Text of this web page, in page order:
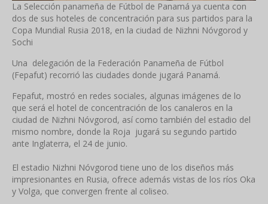
La Selección panameña de Fútbol de Panamá ya cuenta con
dos de sus hoteles de concentración para sus partidos para la
Copa Mundial Rusia 2018, en la ciudad de Nizhni Nóvgorod y
Sochi
Una delegación de la Federación Panameña de Fútbol
(Fepafut) recorrió las ciudades donde jugará Panamá.
Fepafut, mostró en redes sociales, algunas imágenes de lo
que será el hotel de concentración de los canaleros en la
ciudad de Nizhni Nóvgorod, así como también del estadio del
mismo nombre, donde la Roja jugará su segundo partido
ante Inglaterra, el 24 de junio.
El estadio Nizhni Nóvgorod tiene uno de los diseños más
impresionantes en Rusia, ofrece además vistas de los ríos Oka
y Volga, que convergen frente al coliseo.